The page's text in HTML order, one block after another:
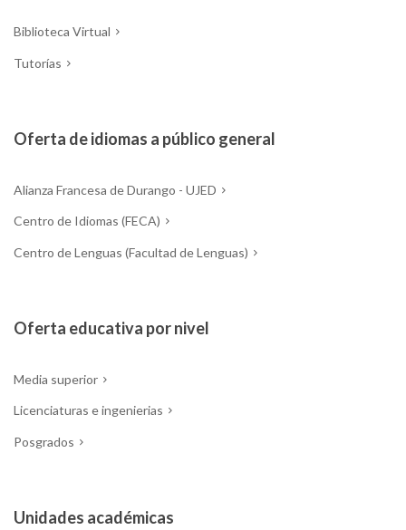
Biblioteca Virtual
Tutorías
Oferta de idiomas a público general
Alianza Francesa de Durango - UJED
Centro de Idiomas (FECA)
Centro de Lenguas (Facultad de Lenguas)
Oferta educativa por nivel
Media superior
Licenciaturas e ingenierias
Posgrados
Unidades académicas